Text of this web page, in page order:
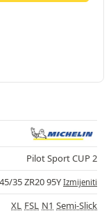
Pilot Sport CUP 2
35 ZR20 95Y Izmijeniti
XL FSL N1 Semi-Slick